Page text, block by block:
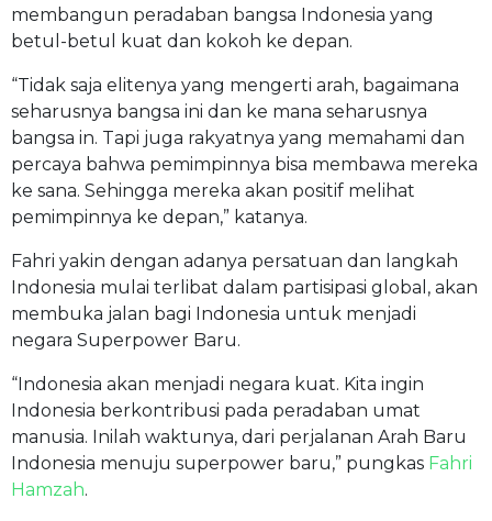
membangun peradaban bangsa Indonesia yang
betul-betul kuat dan kokoh ke depan.
“Tidak saja elitenya yang mengerti arah, bagaimana
seharusnya bangsa ini dan ke mana seharusnya
bangsa in. Tapi juga rakyatnya yang memahami dan
percaya bahwa pemimpinnya bisa membawa mereka
ke sana. Sehingga mereka akan positif melihat
pemimpinnya ke depan,” katanya.
Fahri yakin dengan adanya persatuan dan langkah
Indonesia mulai terlibat dalam partisipasi global, akan
membuka jalan bagi Indonesia untuk menjadi
negara Superpower Baru.
“Indonesia akan menjadi negara kuat. Kita ingin
Indonesia berkontribusi pada peradaban umat
manusia. Inilah waktunya, dari perjalanan Arah Baru
Indonesia menuju superpower baru,” pungkas Fahri
Hamzah.